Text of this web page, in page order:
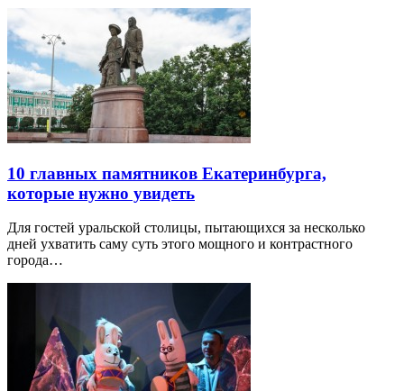
10 главных памятников Екатеринбурга,
которые нужно увидеть
Для гостей уральской столицы, пытающихся за несколько
дней ухватить саму суть этого мощного и контрастного
города…